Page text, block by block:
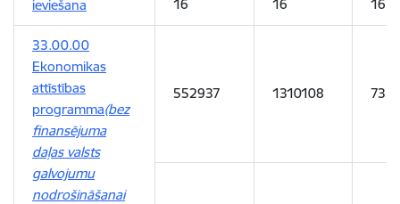
ieviešana 16 16 16
33.00.00
Ekonomikas
attīstības
programma(bez
finansējuma
daļas valsts
galvojumu
nodrošināšanai
552937 1310108